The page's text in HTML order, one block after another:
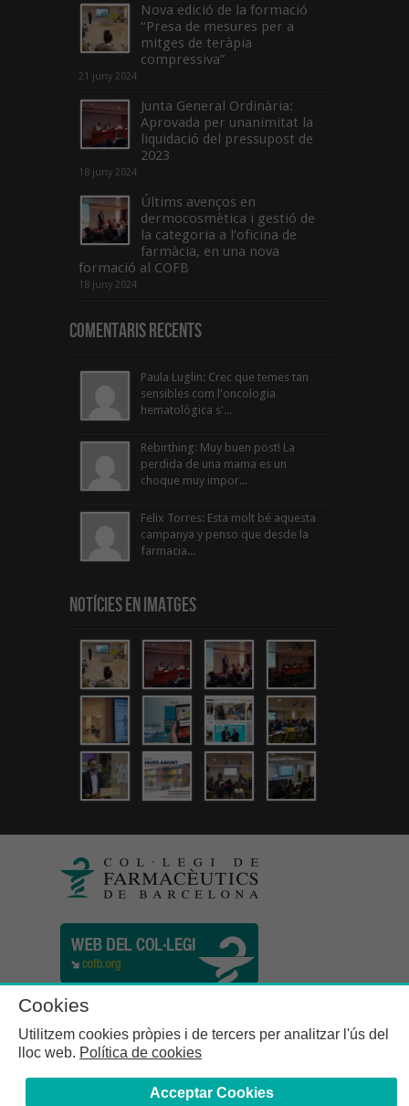
Nova edició de la formació
“Presa de mesures per a
mitges de teràpia
compressiva”
21 juny 2024
Junta General Ordinària:
Aprovada per unanimitat la
liquidació del pressupost de
2023
18 juny 2024
Últims avenços en
dermocosmètica i gestió de
la categoria a l’oficina de
farmàcia, en una nova
formació al COFB
18 juny 2024
Comentaris Recents
Paula Luglin: Crec que temes tan
sensibles com l'oncologia
hematològica s'...
Rebirthing: Muy buen post! La
perdida de una mama es un
choque muy impor...
Felix Torres: Esta molt bé aquesta
campanya y penso que desde la
farmacia...
Notícies en Imatges
Cookies
Utilitzem cookies pròpies i de tercers per analitzar l'ús del
lloc web. Política de cookies
Acceptar Cookies